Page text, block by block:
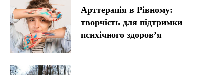
Арттерапія в Рівному:
творчість для підтримки
психічного здоров’я